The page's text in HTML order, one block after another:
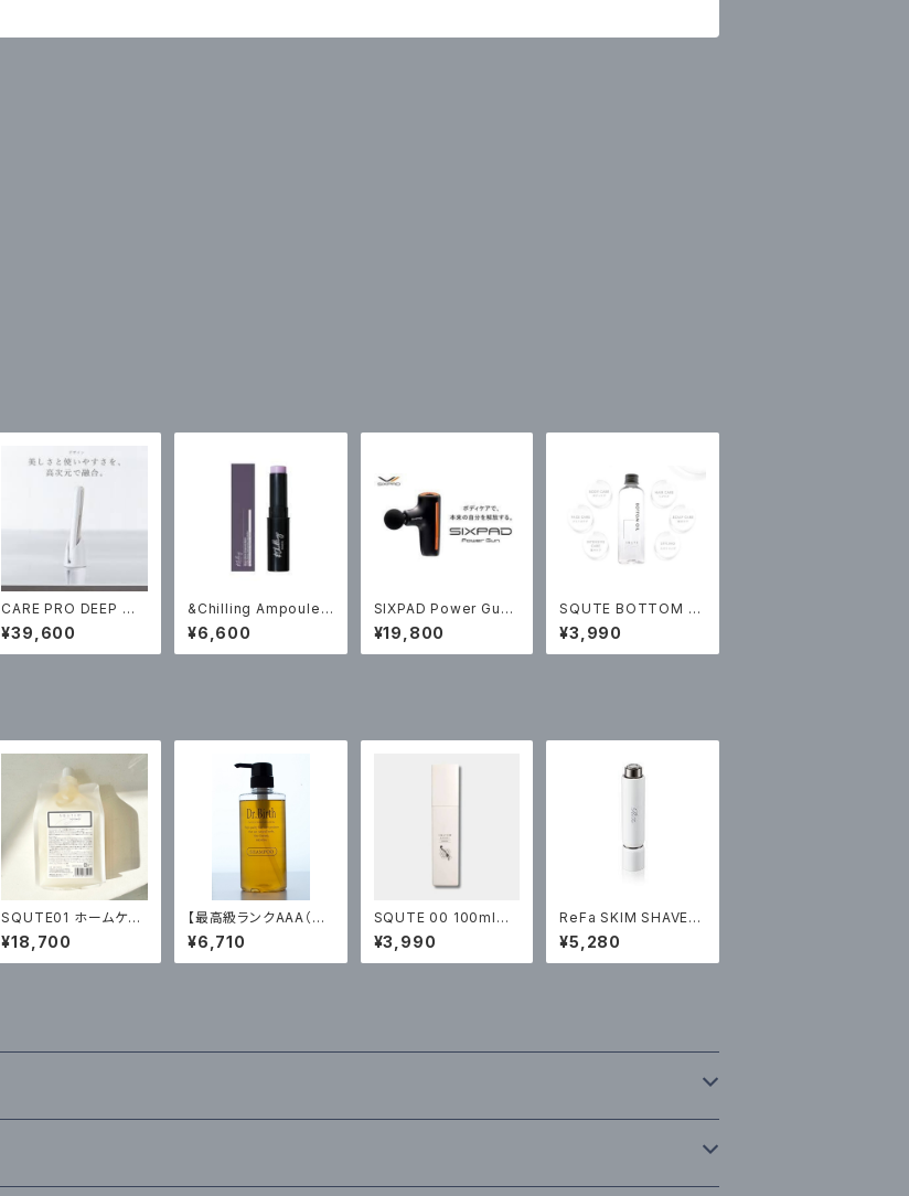
CARE PRO DEEP 約2
65g（税込￥39600）
¥39,600
&Chilling Ampoule
Balm Moon Glow A
mpoule Balm【ボタニ
カルハーブの香り】7.1g
¥6,600
SIXPAD Power Gun
¥19800（税込）
¥19,800
SQUTE BOTTOM OI
L 100ml ￥3990（税
込）
¥3,990
SQUTE01 ホームケア
トリートメント1000ml
（詰替）¥18700（税込）
¥18,700
【最高級ランクAAA（ト
リプルA）】ヘナ シャン
プー Dr.Birth(ドクタ
ーバース） 500ml
¥6,710
SQUTE 00 100ml
￥3990（税込）
¥3,990
ReFa SKIM SHAVER
￥5280（税込）
¥5,280